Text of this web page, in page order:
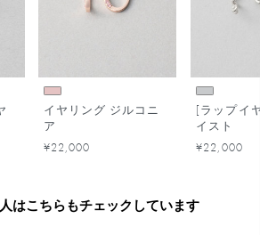
イヤリング ジルコニ
ア
¥22,000
[ラップイ
イスト
¥22,000
はこちらもチェックしています